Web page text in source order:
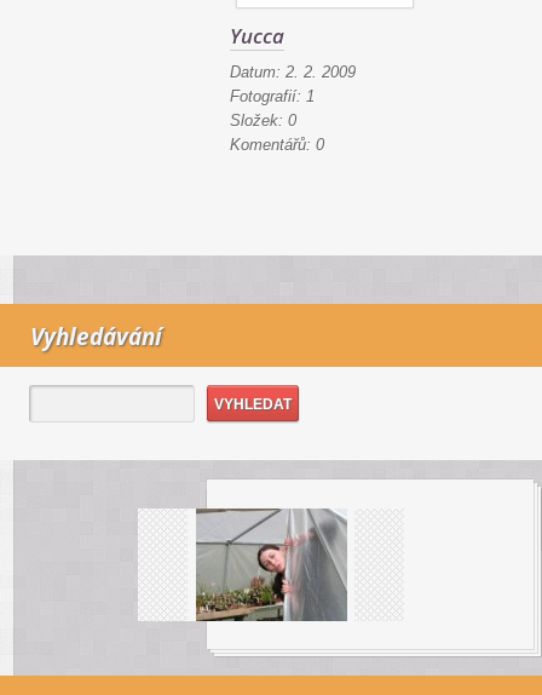
Yucca
Datum: 2. 2. 2009
Fotografií: 1
Složek: 0
Komentářů: 0
Vyhledávání